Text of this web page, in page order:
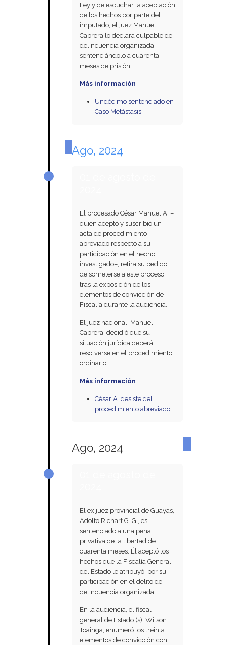
Ley y de escuchar la aceptación
de los hechos por parte del
imputado, el juez Manuel
Cabrera lo declara culpable de
delincuencia organizada,
sentenciándolo a cuarenta
meses de prisión.
Más información
Undécimo sentenciado en
Caso Metástasis
Ago, 2024
El procesado César Manuel A. –
quien aceptó y suscribió un
acta de procedimiento
abreviado respecto a su
participación en el hecho
investigado–, retira su pedido
de someterse a este proceso,
tras la exposición de los
elementos de convicción de
Fiscalía durante la audiencia.
El juez nacional, Manuel
Cabrera, decidió que su
situación jurídica deberá
resolverse en el procedimiento
ordinario.
Más información
César A. desiste del
procedimiento abreviado
Ago, 2024
El ex juez provincial de Guayas,
Adolfo Richart G. G., es
sentenciado a una pena
privativa de la libertad de
cuarenta meses. Él aceptó los
hechos que la Fiscalía General
del Estado le atribuyó, por su
participación en el delito de
delincuencia organizada.
En la audiencia, el fiscal
general de Estado (s), Wilson
Toainga, enumeró los treinta
elementos de convicción con